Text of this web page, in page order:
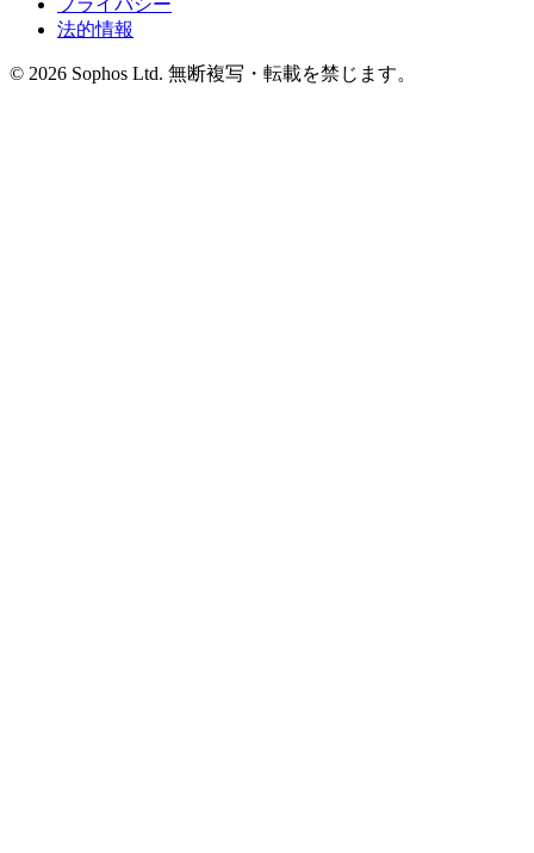
プライバシー
法的情報
© 2026 Sophos Ltd. 無断複写・転載を禁じます。